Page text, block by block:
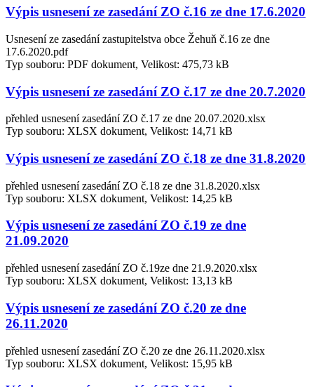
Výpis usnesení ze zasedání ZO č.16 ze dne 17.6.2020
Usnesení ze zasedání zastupitelstva obce Žehuň č.16 ze dne
17.6.2020.pdf
Typ souboru: PDF dokument, Velikost: 475,73 kB
Výpis usnesení ze zasedání ZO č.17 ze dne 20.7.2020
přehled usnesení zasedání ZO č.17 ze dne 20.07.2020.xlsx
Typ souboru: XLSX dokument, Velikost: 14,71 kB
Výpis usnesení ze zasedání ZO č.18 ze dne 31.8.2020
přehled usnesení zasedání ZO č.18 ze dne 31.8.2020.xlsx
Typ souboru: XLSX dokument, Velikost: 14,25 kB
Výpis usnesení ze zasedání ZO č.19 ze dne
21.09.2020
přehled usnesení zasedání ZO č.19ze dne 21.9.2020.xlsx
Typ souboru: XLSX dokument, Velikost: 13,13 kB
Výpis usnesení ze zasedání ZO č.20 ze dne
26.11.2020
přehled usnesení zasedání ZO č.20 ze dne 26.11.2020.xlsx
Typ souboru: XLSX dokument, Velikost: 15,95 kB